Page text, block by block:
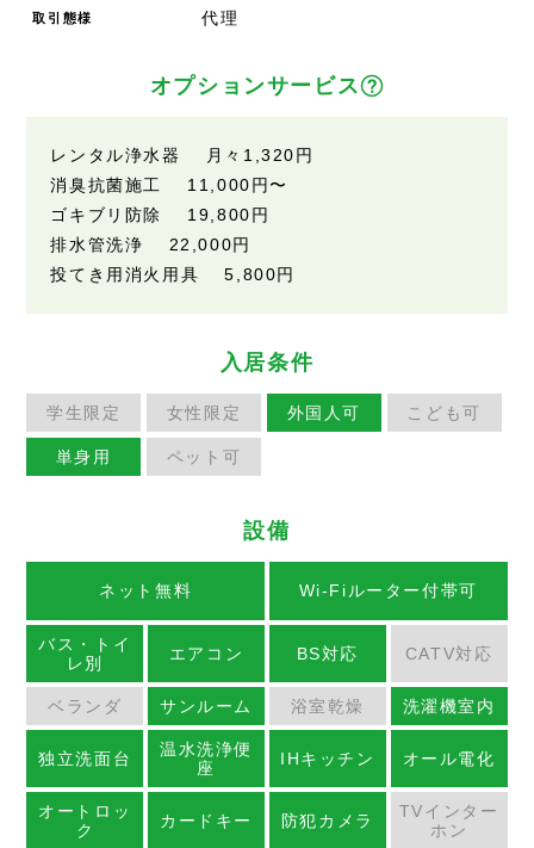
取引態様 代理
オプションサービス
レンタル浄水器 月々1,320円
消臭抗菌施工 11,000円〜
ゴキブリ防除 19,800円
排水管洗浄 22,000円
投てき用消火用具 5,800円
入居条件
学生限定 女性限定 外国人可 こども可
単身用 ペット可
設備
ネット無料 Wi-Fiルーター付帯可
バス・トイ
レ別
エアコン BS対応 CATV対応
ベランダ サンルーム 浴室乾燥 洗濯機室内
独立洗面台
温水洗浄便
座
IHキッチン オール電化
オートロッ
ク
カードキー 防犯カメラ
TVインター
ホン